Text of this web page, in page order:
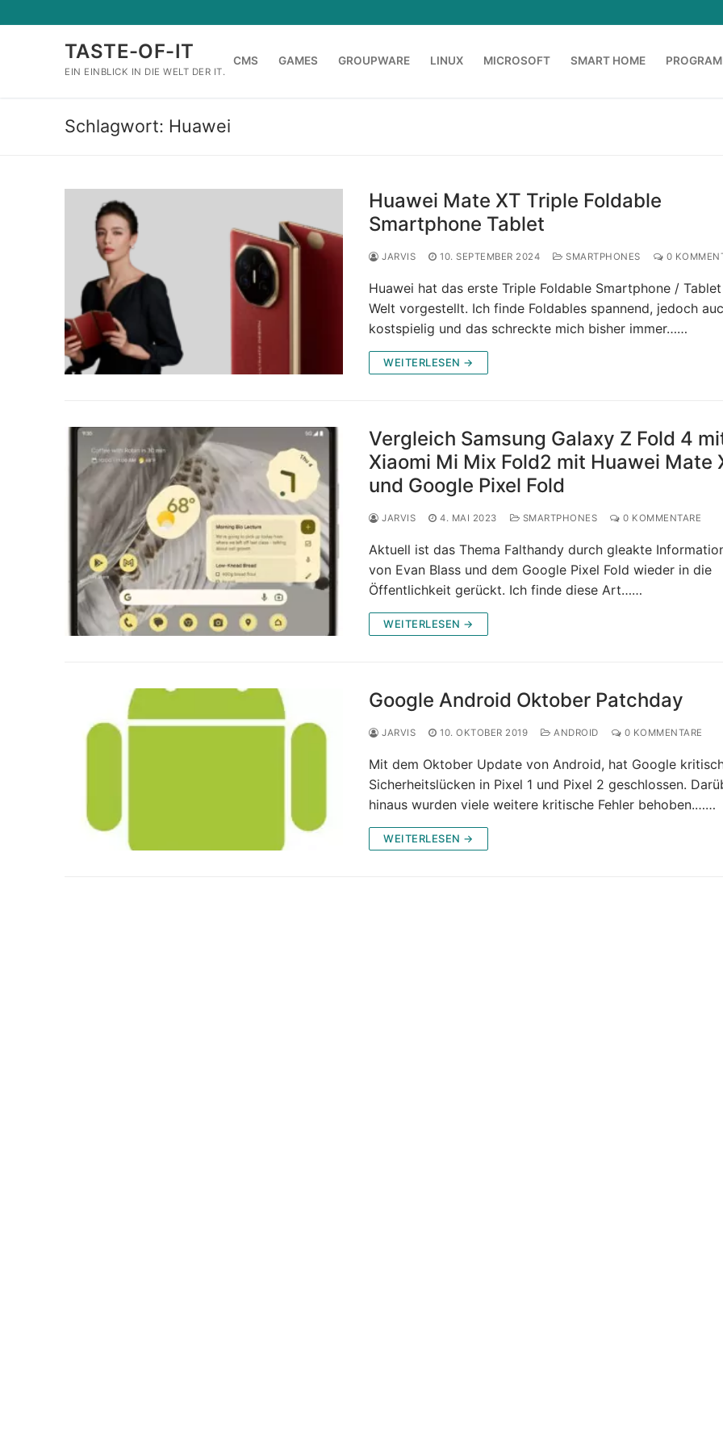
Inhalt
TASTE-OF-IT
EIN EINBLICK IN DIE WELT DER IT.
CMS GAMES GROUPWARE LINUX MICROSOFT SMART HOME
Schlagwort: Huawei
Huawei Mate XT Triple Foldable
Smartphone Tablet
JARVIS 10. SEPTEMBER 2024 SMARTPHONES 0
Huawei hat das erste Triple Foldable Smartphone /
Welt vorgestellt. Ich finde Foldables spannend, jedoch
kostspielig und das schreckte mich bisher immer……
WEITERLESEN →
Vergleich Samsung Galaxy Z Fold 4
Xiaomi Mi Mix Fold2 mit Huawei Mate
und Google Pixel Fold
JARVIS 4. MAI 2023 SMARTPHONES 0 KOMMENTARE
Aktuell ist das Thema Falthandy durch gleakte
von Evan Blass und dem Google Pixel Fold wieder in die
Öffentlichkeit gerückt. Ich finde diese Art……
WEITERLESEN →
Google Android Oktober Patchday
JARVIS 10. OKTOBER 2019 ANDROID 0 KOMMENTARE
Mit dem Oktober Update von Android, hat Google
Sicherheitslücken in Pixel 1 und Pixel 2 geschlossen.
hinaus wurden viele weitere kritische Fehler behoben.……
WEITERLESEN →